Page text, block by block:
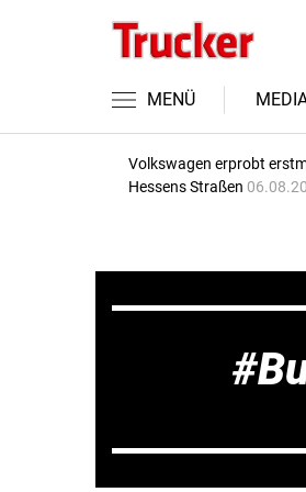
MENÜ
Volkswagen erprobt
Hessens Straßen